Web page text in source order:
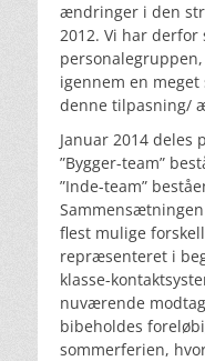
ændringer i den
2012. Vi har derfor
igennem en
denne tilpasning/
Januar 2014 deles
”Bygger-team”
”Inde-team”
flest mulige
repræsenteret i
klasse-
nuværende
bibeholdes
sommerferien,